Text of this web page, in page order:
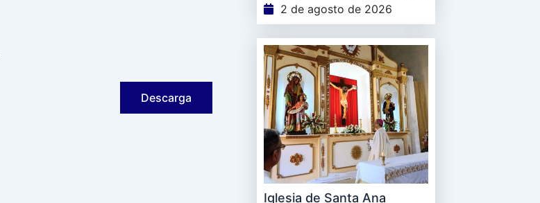
Descarga
2 de agosto de 2026
Iglesia de Santa Ana